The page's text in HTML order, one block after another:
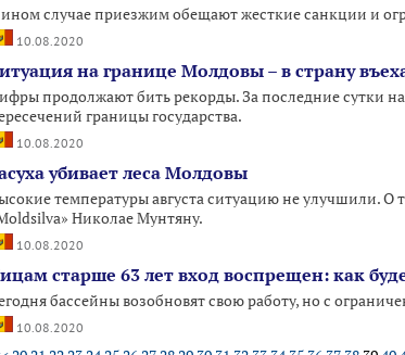
случае приезжим обещают жесткие санкции и
10.08.2020
на границе Молдовы – в страну
продолжают бить рекорды. За последние сутки
границы государства.
10.08.2020
убивает леса Молдовы
температуры августа ситуацию не улучшили. О
Николае Мунтяну.
10.08.2020
старше 63 лет вход воспрещен: как
бассейны возобновят свою работу, но с
10.08.2020